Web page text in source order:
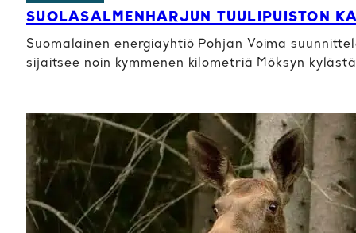
SUOLASALMENHARJUN TUULIPUISTON
Suomalainen energiayhtiö Pohjan Voima
sijaitsee noin kymmenen kilometriä Möksyn